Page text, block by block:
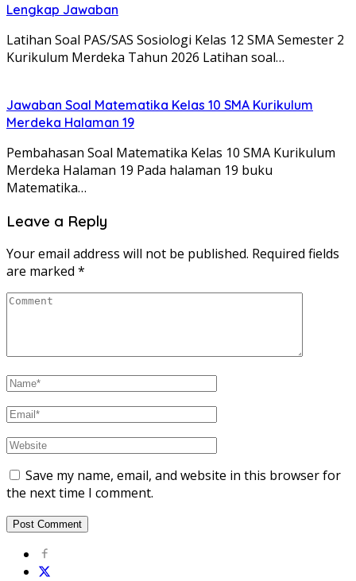
Lengkap Jawaban
Latihan Soal PAS/SAS Sosiologi Kelas 12 SMA Semester 2
Kurikulum Merdeka Tahun 2026 Latihan soal…
Jawaban Soal Matematika Kelas 10 SMA Kurikulum
Merdeka Halaman 19
Pembahasan Soal Matematika Kelas 10 SMA Kurikulum
Merdeka Halaman 19 Pada halaman 19 buku
Matematika…
Leave a Reply
Your email address will not be published. Required fields
are marked *
Save my name, email, and website in this browser for
the next time I comment.